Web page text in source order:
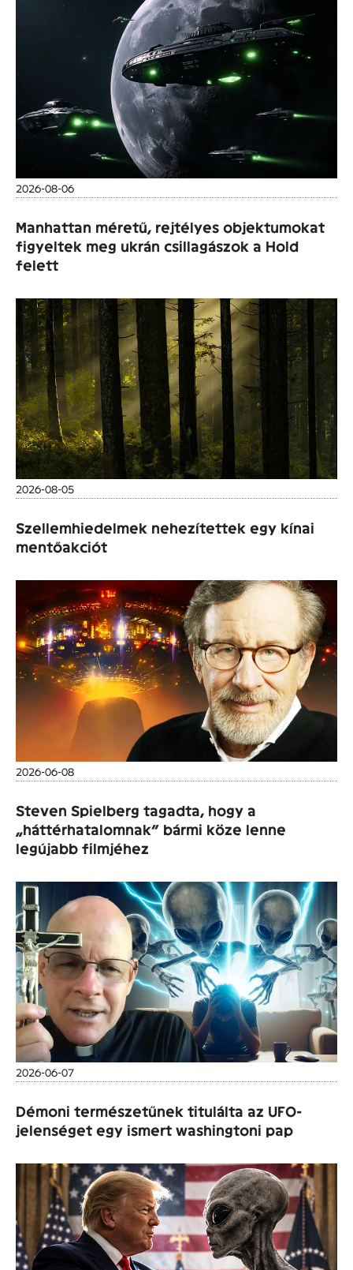
2026-08-06
Manhattan méretű, rejtélyes objektumokat
figyeltek meg ukrán csillagászok a Hold
felett
2026-08-05
Szellemhiedelmek nehezítettek egy kínai
mentőakciót
2026-06-08
Steven Spielberg tagadta, hogy a
„háttérhatalomnak” bármi köze lenne
legújabb filmjéhez
2026-06-07
Démoni természetűnek titulálta az UFO-
jelenséget egy ismert washingtoni pap